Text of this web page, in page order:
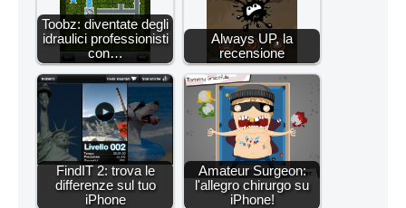
Toobz: diventate degli
idraulici professionisti
con…
Always UP, la
recensione
FindIT 2: trova le
differenze sul tuo
iPhone
Amateur Surgeon:
l'allegro chirurgo su
iPhone!